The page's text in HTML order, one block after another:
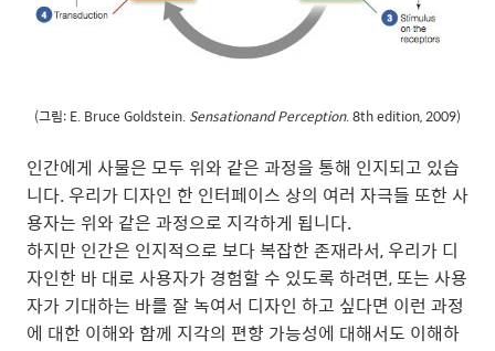
(그림: E. Bruce Goldstein. Sensationand Perception. 8th edition, 2009)
인간에게 사물은 모두 위와 같은 과정을 통해 인지되고 있습
니다. 우리가 디자인 한 인터페이스 상의 여러 자극들 또한 사
용자는 위와 같은 과정으로 지각하게 됩니다.
하지만 인간은 인지적으로 보다 복잡한 존재라서, 우리가 디
자인한 바 대로 사용자가 경험할 수 있도록 하려면, 또는 사용
자가 기대하는 바를 잘 녹여서 디자인 하고 싶다면 이런 과정
에 대한 이해와 함께 지각의 편향 가능성에 대해서도 이해하